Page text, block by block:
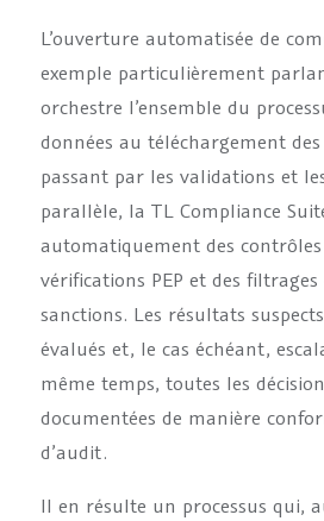
L’ouverture automatisée de
exemple particulièrement
orchestre l’ensemble du
données au téléchargement
passant par les validations et
parallèle, la TL Compliance
automatiquement des contrôles
vérifications PEP et des filtrages
sanctions. Les résultats
évalués et, le cas échéant,
même temps, toutes les
documentées de manière
d’audit.
Il en résulte un processus qui,